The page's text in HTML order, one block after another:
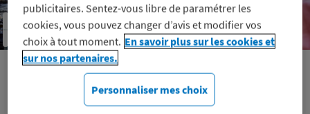
-10%
sur un bon d’achat pour régler en ligne (hors produits en
marketplace) et en magasin, même sur les promos
publicitaires. Sentez-vous libre de paramétrer les
cookies, vous pouvez changer d’avis et modifier vos
choix à tout moment. En savoir plus sur les cookies et
sur nos partenaires.
Personnaliser mes choix